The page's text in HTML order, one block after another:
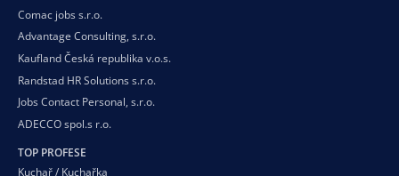
Comac jobs s.r.o.
Advantage Consulting, s.r.o.
Kaufland Česká republika v.o.s.
Randstad HR Solutions s.r.o.
Jobs Contact Personal, s.r.o.
ADECCO spol.s r.o.
TOP PROFESE
Kuchař / Kuchařka